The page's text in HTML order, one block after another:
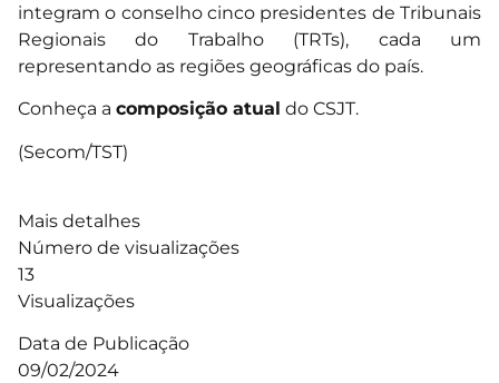
integram o conselho cinco presidentes de Tribunais
Regionais do Trabalho (TRTs), cada um
representando as regiões geográficas do país.
Conheça a composição atual do CSJT.
(Secom/TST)
Mais detalhes
Número de visualizações
13
Visualizações
Data de Publicação
09/02/2024